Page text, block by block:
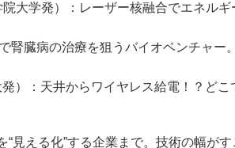
院大学発）：レーザー核融合でエネルギ
腎臓病の治療を狙うバイオベンチャー
発）：天井からワイヤレス給電！？どこ
見える化”する企業まで。技術の幅がす